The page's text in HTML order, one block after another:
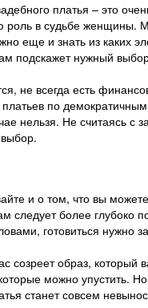
платья – это
роль в судьбе женщины.
еще и знать из каких
подскажет нужный
не всегда есть
платьев по
нельзя. Не считаясь с
и о том, что вы
следует более глубоко
готовиться нужно
созреет образ,
можно упустить.
станет совсем